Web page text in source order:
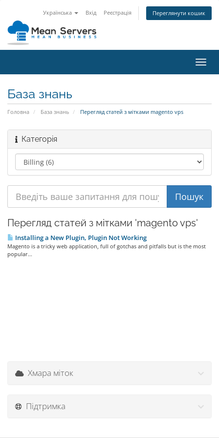
Українська Вхід Реєстрація Переглянути кошик
База знань
Головна База знань Перегляд статей з мітками magento vps
Категорія
Перегляд статей з мітками 'magento vps'
Installing a New Plugin, Plugin Not Working
Magento is a tricky web application, full of gotchas and pitfalls but is the most
popular...
Хмара міток
Підтримка